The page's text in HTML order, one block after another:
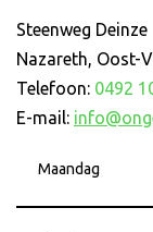
Steenweg Deinze
Nazareth, Oost-
Telefoon: 0492
E-mail:
Maandag